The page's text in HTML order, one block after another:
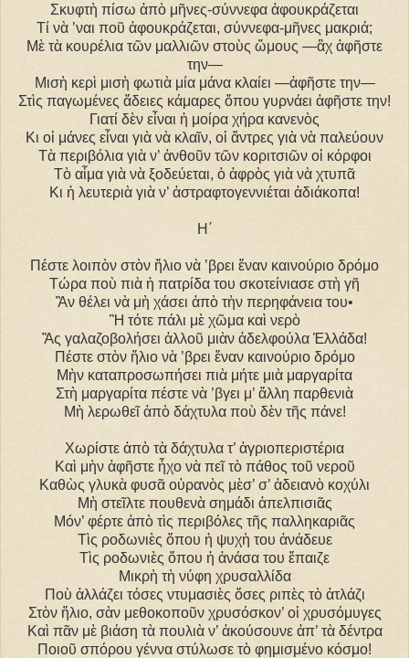
Σκυφτὴ πίσω ἀπὸ μῆνες-σύννεφα ἀφουκράζεται
Τί νὰ ’ναι ποῦ ἀφουκράζεται, σύννεφα-μῆνες μακριά;
Μὲ τὰ κουρέλια τῶν μαλλιῶν στοὺς ὤμους ―ἂχ ἀφῆστε
την―
Μισὴ κερὶ μισὴ φωτιὰ μία μάνα κλαίει ―ἀφῆστε την―
Στὶς παγωμένες ἄδειες κάμαρες ὅπου γυρνάει ἀφῆστε την!
Γιατί δὲν εἶναι ἡ μοίρα χήρα κανενὸς
Κι οἱ μάνες εἶναι γιὰ νὰ κλαῖν, οἱ ἄντρες γιὰ νὰ παλεύουν
Τὰ περιβόλια γιὰ ν’ ἀνθοῦν τῶν κοριτσιῶν οἱ κόρφοι
Τὸ αἷμα γιὰ νὰ ξοδεύεται, ὁ ἀφρὸς γιὰ νὰ χτυπᾶ
Κι ἡ λευτεριὰ γιὰ ν’ ἀστραφτογεννιέται ἀδιάκοπα!
H΄
Πέστε λοιπὸν στὸν ἥλιο νὰ ’βρει ἕναν καινούριο δρόμο
Τώρα ποὺ πιὰ ἡ πατρίδα του σκοτείνιασε στὴ γῆ
Ἂν θέλει νὰ μὴ χάσει ἀπὸ τὴν περηφάνεια του•
Ἢ τότε πάλι μὲ χῶμα καὶ νερὸ
Ἂς γαλαζοβολήσει ἀλλοῦ μιὰν ἀδελφούλα Ἑλλάδα!
Πέστε στὸν ἥλιο νὰ ’βρει ἕναν καινούριο δρόμο
Μὴν καταπροσωπήσει πιὰ μήτε μιὰ μαργαρίτα
Στὴ μαργαρίτα πέστε νὰ ’βγει μ’ ἄλλη παρθενιὰ
Μὴ λερωθεῖ ἀπὸ δάχτυλα ποὺ δὲν τῆς πάνε!
Χωρίστε ἀπὸ τὰ δάχτυλα τ’ ἀγριοπεριστέρια
Καὶ μὴν ἀφῆστε ἦχο νὰ πεῖ τὸ πάθος τοῦ νεροῦ
Καθὼς γλυκὰ φυσᾶ οὐρανὸς μὲσ’ σ’ ἀδειανὸ κοχύλι
Μὴ στεῖλτε πουθενὰ σημάδι ἀπελπισιᾶς
Μόν’ φέρτε ἀπὸ τὶς περιβόλες τῆς παλληκαριᾶς
Τὶς ροδωνιὲς ὅπου ἡ ψυχὴ του ἀνάδευε
Τὶς ροδωνιὲς ὅπου ἡ ἀνάσα του ἔπαιζε
Μικρὴ τὴ νύφη χρυσαλλίδα
Ποὺ ἀλλάζει τόσες ντυμασιὲς ὅσες ριπὲς τὸ ἀτλάζι
Στὸν ἥλιο, σὰν μεθοκοποῦν χρυσόσκον’ οἱ χρυσόμυγες
Καὶ πᾶν μὲ βιάση τὰ πουλιὰ ν’ ἀκούσουνε ἀπ’ τὰ δέντρα
Ποιοῦ σπόρου γέννα στύλωσε τὸ φημισμένο κόσμο!